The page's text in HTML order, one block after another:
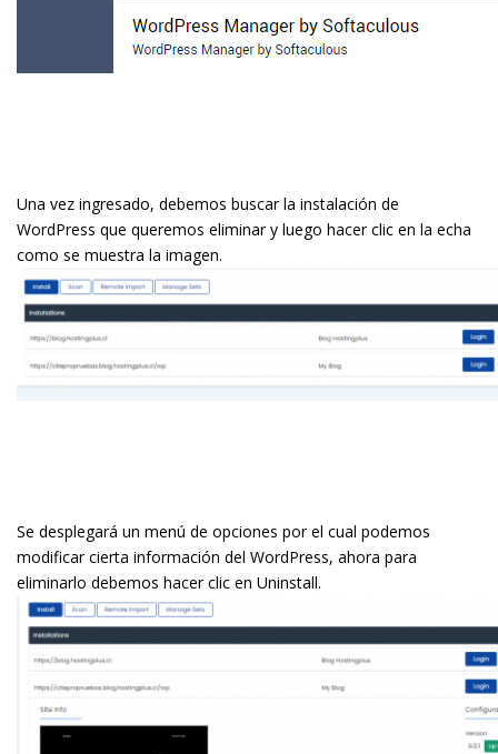
Una vez ingresado, debemos buscar la instalación de
WordPress que queremos eliminar y luego hacer clic en la flecha
como se muestra la imagen.
Se desplegará un menú de opciones por el cual podemos
modificar cierta información del WordPress, ahora para
eliminarlo debemos hacer clic en Uninstall.